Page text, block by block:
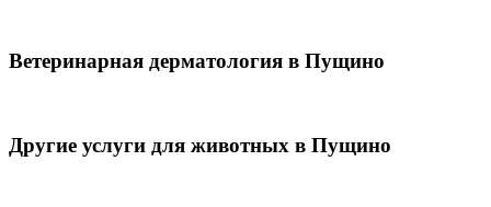
Ветеринарная дерматология в Пущино
Другие услуги для животных в Пущино